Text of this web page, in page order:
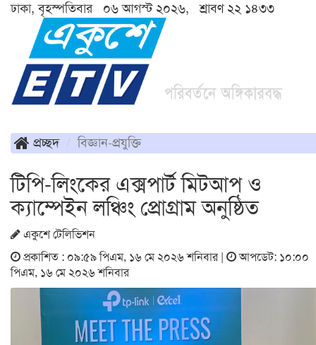
ঢাকা, বৃহস্পতিবার ০৬ আগস্ট ২০২৬, শ্রাবণ ২২ ১৪৩৩
প্রচ্ছদ বিজ্ঞান-প্রযুক্তি
টিপি-লিংকের এক্সপার্ট মিটআপ ও
ক্যাম্পেইন লঞ্চিং প্রোগ্রাম অনুষ্ঠিত
একুশে টেলিভিশন
প্রকাশিত : ০৯:৫৯ পিএম, ১৬ মে ২০২৬ শনিবার |
আপডেট: ১০:০০
পিএম, ১৬ মে ২০২৬ শনিবার